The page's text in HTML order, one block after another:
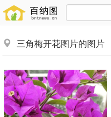
三角梅开花图片的图片